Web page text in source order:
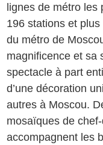
lignes de métro les
196 stations et
du métro de
magnificence et sa
spectacle à part
d’une décoration
autres à Moscou.
mosaïques de
accompagnent les